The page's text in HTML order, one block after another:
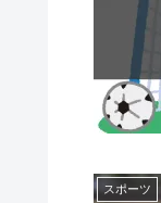
スポーツ